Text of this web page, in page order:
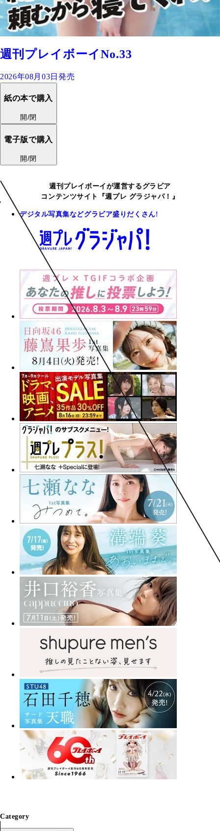
週刊プレイボーイNo.33
2026年08月03日発売
紙の本で購入
開/閉
電子版で購入
開/閉
週刊プレイボーイが運営するグラビア
コンテンツサイト『週プレ グラジャパ！』
デジタル写真集などグラビア盛りだくさん!
Category